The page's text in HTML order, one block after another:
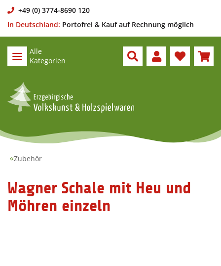
+49 (0) 3774-8690 120
In Deutschland: Portofrei & Kauf auf Rechnung möglich
Alle
Kategorien
Zubehör
Wagner Schale mit Heu und
Möhren einzeln